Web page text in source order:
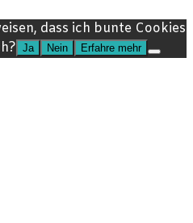
dass ich bunte Cookies
Ja Nein Erfahre mehr